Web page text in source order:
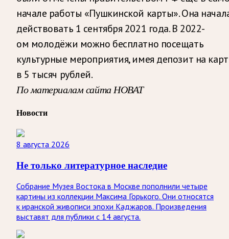
начале работы «Пушкинской карты». Она
действовать 1 сентября 2021 года. В 2022-
ом молодёжи можно бесплатно посещать
культурные мероприятия, имея депозит на
в 5 тысяч рублей.
По материалам сайта НОВАТ
Новости
8 августа 2026
Не только литературное наследие
Собрание Музея Востока в Москве пополнили четыре
картины из коллекции Максима Горького. Они относятся
к иранской живописи эпохи Каджаров. Произведения
выставят для публики с 14 августа.